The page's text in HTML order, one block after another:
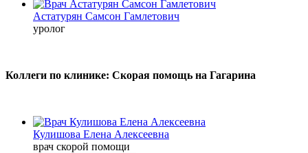
Астатурян Самсон Гамлетович
уролог
Коллеги по клинике: Скорая помощь на Гагарина
Кулишова Елена Алексеевна
врач скорой помощи